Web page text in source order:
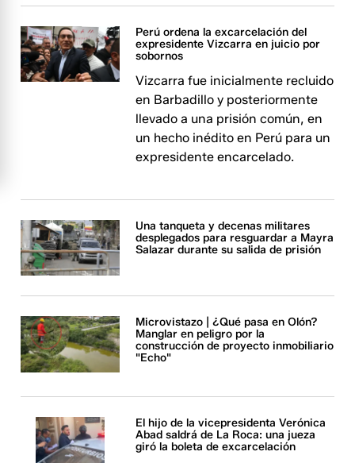
Perú ordena la excarcelación del
expresidente Vizcarra en juicio por
sobornos
Vizcarra fue inicialmente recluido
en Barbadillo y posteriormente
llevado a una prisión común, en
un hecho inédito en Perú para un
expresidente encarcelado.
Una tanqueta y decenas militares
desplegados para resguardar a Mayra
Salazar durante su salida de prisión
Microvistazo | ¿Qué pasa en Olón?
Manglar en peligro por la
construcción de proyecto inmobiliario
"Echo"
El hijo de la vicepresidenta Verónica
Abad saldrá de La Roca: una jueza
giró la boleta de excarcelación